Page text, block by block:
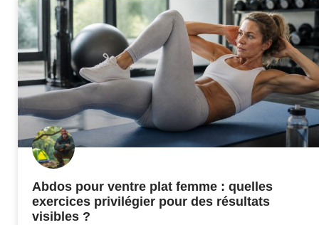
Abdos pour ventre plat femme : quelles
exercices privilégier pour des résultats
visibles ?